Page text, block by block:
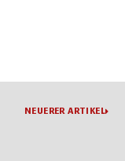
NEUERER ARTIKEL